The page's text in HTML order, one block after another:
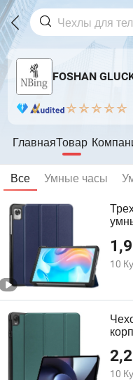
FOSHAN
ГлавнаяТовар
Все Умные часы
10
10